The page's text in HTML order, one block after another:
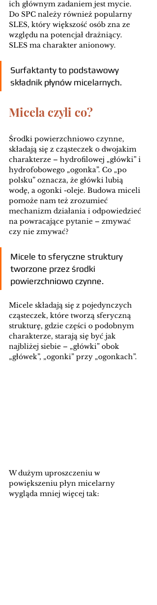
ich głównym zadaniem jest mycie.
Do SPC należy również popularny
SLES, który większość osób zna ze
względu na potencjał drażniący.
SLES ma charakter anionowy.
Surfaktanty to podstawowy
składnik płynów micelarnych.
Micela czyli co?
Środki powierzchniowo czynne,
składają się z cząsteczek o dwojakim
charakterze – hydrofilowej „główki” i
hydrofobowego „ogonka”. Co „po
polsku” oznacza, że główki lubią
wodę, a ogonki -oleje. Budowa miceli
pomoże nam też zrozumieć
mechanizm działania i odpowiedzieć
na powracające pytanie – zmywać
czy nie zmywać?
Micele to sferyczne struktury
tworzone przez środki
powierzchniowo czynne.
Micele składają się z pojedynczych
cząsteczek, które tworzą sferyczną
strukturę, gdzie części o podobnym
charakterze, starają się być jak
najbliżej siebie – „główki” obok
„główek”, „ogonki” przy „ogonkach”.
W dużym uproszczeniu w
powiększeniu płyn micelarny
wygląda mniej więcej tak: